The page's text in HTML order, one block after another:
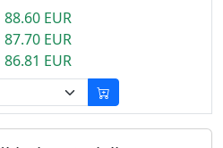
EUR
EUR
EUR